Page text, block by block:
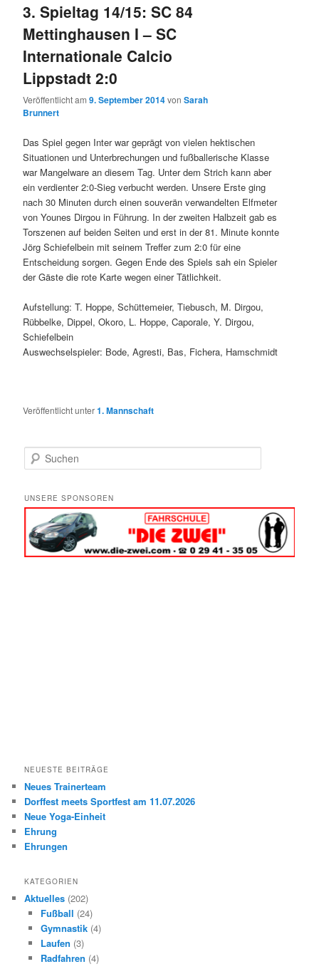
3. Spieltag 14/15: SC 84
Mettinghausen I – SC
Internationale Calcio
Lippstadt 2:0
Veröffentlicht am9. September 2014vonSarah
Brunnert
Das Spiel gegen Inter war geprägt von vielen hektischen
Situationen und Unterbrechungen und fußballerische Klasse
war Mangelware an diesem Tag. Unter dem Strich kann aber
ein verdienter 2:0-Sieg verbucht werden. Unsere Erste ging
nach 30 Minuten durch einen souverän verwandelten Elfmeter
von Younes Dirgou in Führung. In der zweiten Halbzeit gab es
Torszenen auf beiden Seiten und erst in der 81. Minute konnte
Jörg Schiefelbein mit seinem Treffer zum 2:0 für eine
Entscheidung sorgen. Gegen Ende des Spiels sah ein Spieler
der Gäste die rote Karte wegen einer Tätlichkeit.
Aufstellung: T. Hoppe, Schüttemeier, Tiebusch, M. Dirgou,
Rübbelke, Dippel, Okoro, L. Hoppe, Caporale, Y. Dirgou,
Schiefelbein
Auswechselspieler: Bode, Agresti, Bas, Fichera, Hamschmidt
Veröffentlicht unter1. Mannschaft
u
h
e
UNSERE SPONSOREN
NEUESTE BEITRÄGE
Neues Trainerteam
Dorffest meets Sportfest am 11.07.2026
Neue Yoga-Einheit
Ehrung
Ehrungen
KATEGORIEN
Aktuelles (202)
Fußball (24)
Gymnastik(4)
Laufen (3)
Radfahren (4)